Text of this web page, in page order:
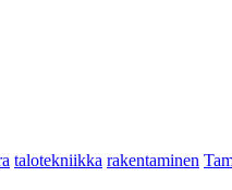
talotekniikka rakentaminen